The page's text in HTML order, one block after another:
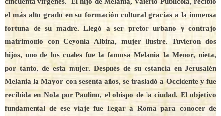
el más alto grado en su formación cultural gracias a la inmensa
fortuna de su madre. Llegó a ser pretor urbano y contrajo
matrimonio con Ceyonia Albina, mujer ilustre. Tuvieron dos
hijos, uno de los cuales fue la famosa Melania la Menor, nieta,
por tanto, de esta mujer. Después de su estancia en Jerusalén
Melania la Mayor con sesenta años, se trasladó a Occidente y fue
recibida en Nola por Paulino, el obispo de la ciudad. El objetivo
fundamental de ese viaje fue llegar a Roma para conocer de